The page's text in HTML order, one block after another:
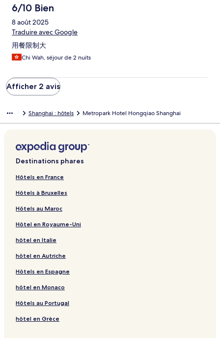
6/10 Bien
8 août 2025
Traduire avec Google
用餐限制大
Chi Wah, séjour de 2 nuits
Afficher 2 avis
Shanghai : hôtels Metropark Hotel Hongqiao Shanghai
Destinations phares
Hôtels en France
Hôtels à Bruxelles
Hôtels au Maroc
Hôtel en Royaume-Uni
hôtel en Italie
hôtel en Autriche
Hôtels en Espagne
hôtel en Monaco
Hôtels au Portugal
hôtel en Grèce